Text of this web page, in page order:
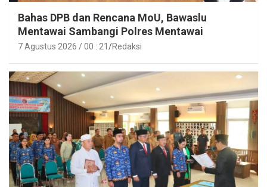
Bahas DPB dan Rencana MoU, Bawaslu
Mentawai Sambangi Polres Mentawai
7 Agustus 2026 / 00 : 21 Redaksi